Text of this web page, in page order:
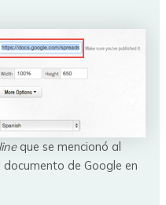
que se mencionó al
de Google en